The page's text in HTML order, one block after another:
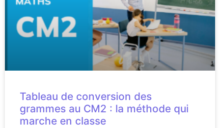
Tableau de conversion des
grammes au CM2 : la méthode qui
marche en classe